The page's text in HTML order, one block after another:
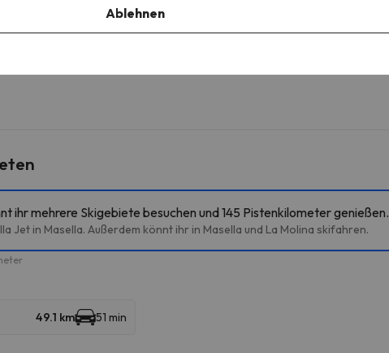
bietet, den Parkplatz im Voraus zu buchen.
ihr mehrere Skigebiete besuchen und 145 Pistenkilometer genießen.
Jet in Masella. Außerdem könnt ihr in Masella und La Molina skifahren.
49.1 km 51 min
Ablehnen